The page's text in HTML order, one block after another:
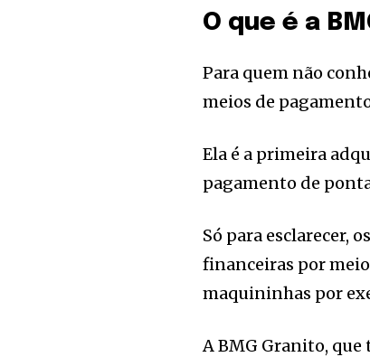
[td_block_social_counter
O que é a
Para quem não
meios de
Ela é a primeira
pagamento de
Só para esclarecer,
financeiras por
maquininhas por
A BMG Granito,